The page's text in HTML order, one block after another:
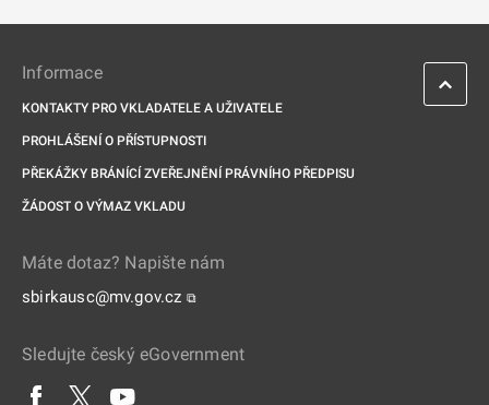
Informace
KONTAKTY PRO VKLADATELE A UŽIVATELE
PROHLÁŠENÍ O PŘÍSTUPNOSTI
PŘEKÁŽKY BRÁNÍCÍ ZVEŘEJNĚNÍ PRÁVNÍHO PŘEDPISU
ŽÁDOST O VÝMAZ VKLADU
Máte dotaz? Napište nám
sbirkausc@mv.gov.cz ⧉
Sledujte český eGovernment